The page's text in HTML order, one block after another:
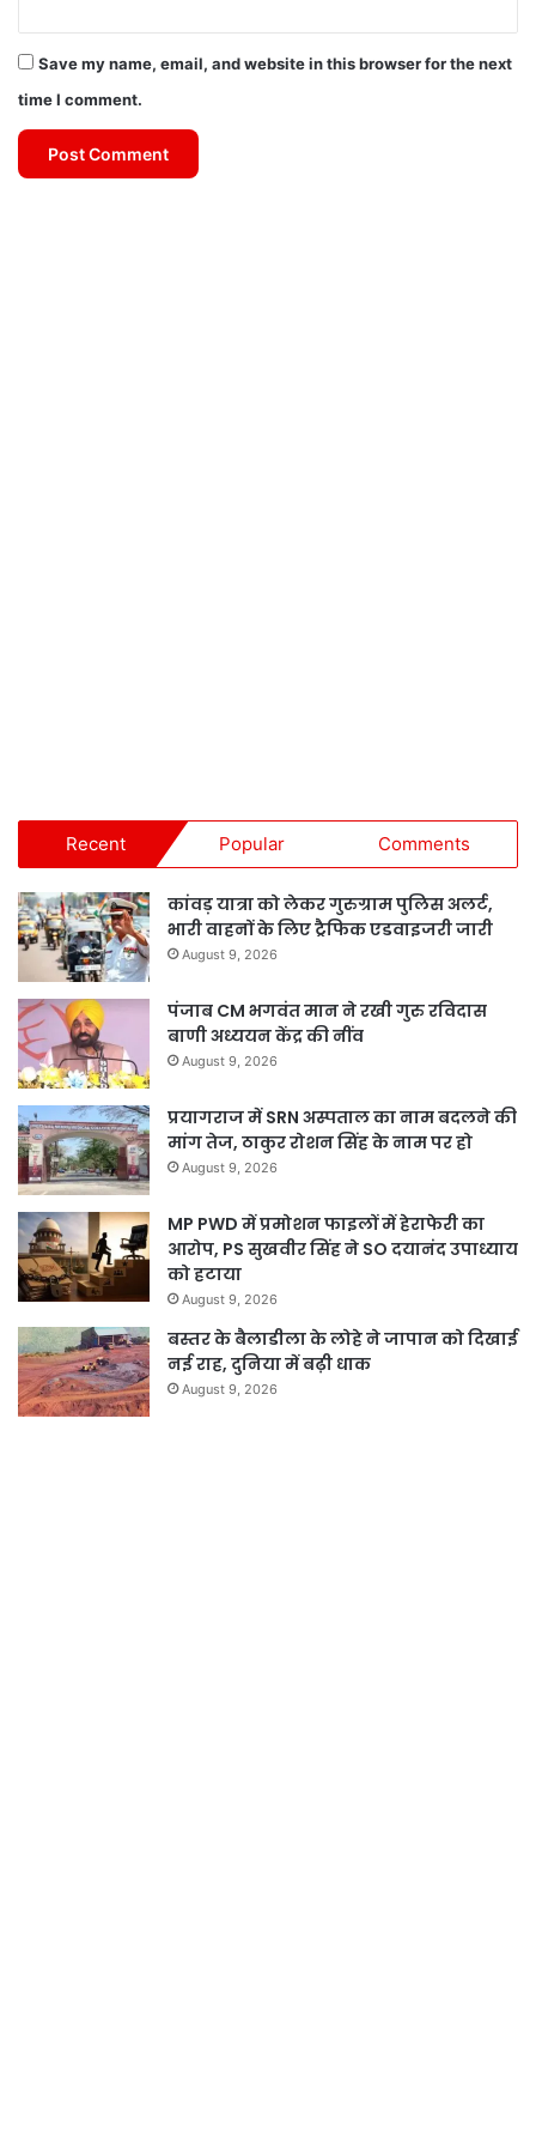
Save my name, email, and website in this browser for the next
time I comment.
Recent Popular Comments
कांवड़ यात्रा को लेकर गुरुग्राम पुलिस अलर्ट,
भारी वाहनों के लिए ट्रैफिक एडवाइजरी जारी
August 9, 2026
पंजाब CM भगवंत मान ने रखी गुरु रविदास
बाणी अध्ययन केंद्र की नींव
August 9, 2026
प्रयागराज में SRN अस्पताल का नाम बदलने की
मांग तेज, ठाकुर रोशन सिंह के नाम पर हो
August 9, 2026
MP PWD में प्रमोशन फाइलों में हेराफेरी का
आरोप, PS सुखवीर सिंह ने SO दयानंद उपाध्याय
को हटाया
August 9, 2026
बस्तर के बैलाडीला के लोहे ने जापान को दिखाई
नई राह, दुनिया में बढ़ी धाक
August 9, 2026